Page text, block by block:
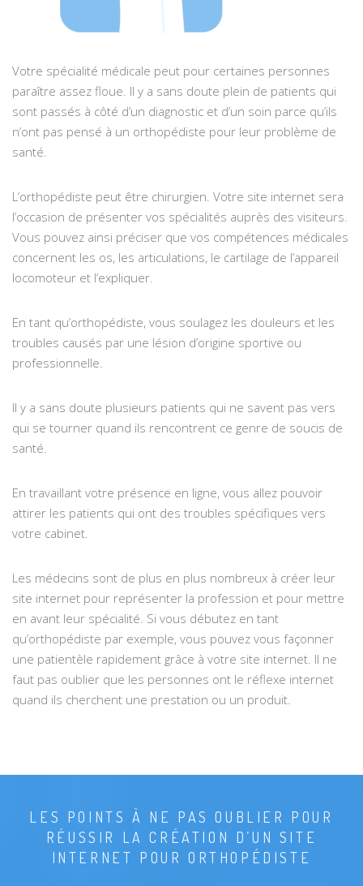
Votre spécialité médicale peut pour certaines personnes
paraître assez floue. Il y a sans doute plein de patients qui
sont passés à côté d’un diagnostic et d’un soin parce qu’ils
n’ont pas pensé à un orthopédiste pour leur problème de
santé.
L’orthopédiste peut être chirurgien. Votre site internet sera
l’occasion de présenter vos spécialités auprès des visiteurs.
Vous pouvez ainsi préciser que vos compétences médicales
concernent les os, les articulations, le cartilage de l’appareil
locomoteur et l’expliquer.
En tant qu’orthopédiste, vous soulagez les douleurs et les
troubles causés par une lésion d’origine sportive ou
professionnelle.
Il y a sans doute plusieurs patients qui ne savent pas vers
qui se tourner quand ils rencontrent ce genre de soucis de
santé.
En travaillant votre présence en ligne, vous allez pouvoir
attirer les patients qui ont des troubles spécifiques vers
votre cabinet.
Les médecins sont de plus en plus nombreux à créer leur
site internet pour représenter la profession et pour mettre
en avant leur spécialité. Si vous débutez en tant
qu’orthopédiste par exemple, vous pouvez vous façonner
une patientèle rapidement grâce à votre site internet. Il ne
faut pas oublier que les personnes ont le réflexe internet
quand ils cherchent une prestation ou un produit.
LES POINTS À NE PAS OUBLIER POUR
RÉUSSIR LA CRÉATION D’UN SITE
INTERNET POUR ORTHOPÉDISTE